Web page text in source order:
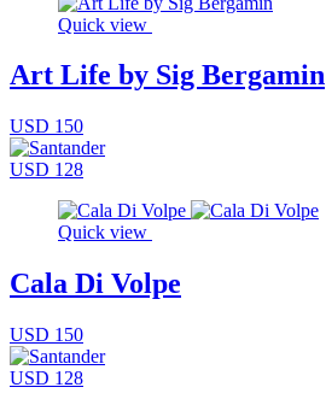
Quick view
Art Life by Sig Bergamin
USD 150
USD 128
Quick view
Cala Di Volpe
USD 150
USD 128